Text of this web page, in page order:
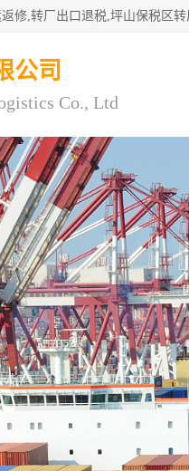
公司
Co., Ltd